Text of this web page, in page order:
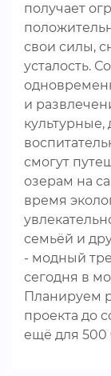
получает
свои силы,
усталость.
и
культурные,
смогут
озерам на
время
семьёй и
- модный
сегодня в
Планируем
проекта до
ещё для 500